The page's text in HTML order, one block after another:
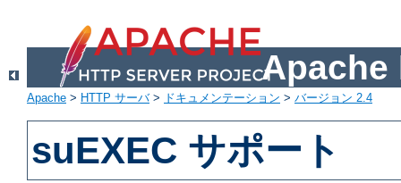
Apache
Apache > HTTP サーバ> ドキュメンテーション > バージョン 2.4
suEXEC サポート